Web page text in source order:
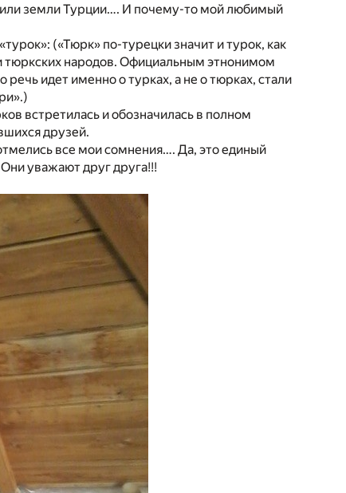
земли Турции…. И почему-то мой любимый
(«Тюрк» по-турецки значит и турок, как
тюркских народов. Официальным этнонимом
речь идет именно о турках, а не о тюрках, стали
встретилась и обозначилась в полном
друзей.
все мои сомнения…. Да, это единый
уважают друг друга!!!